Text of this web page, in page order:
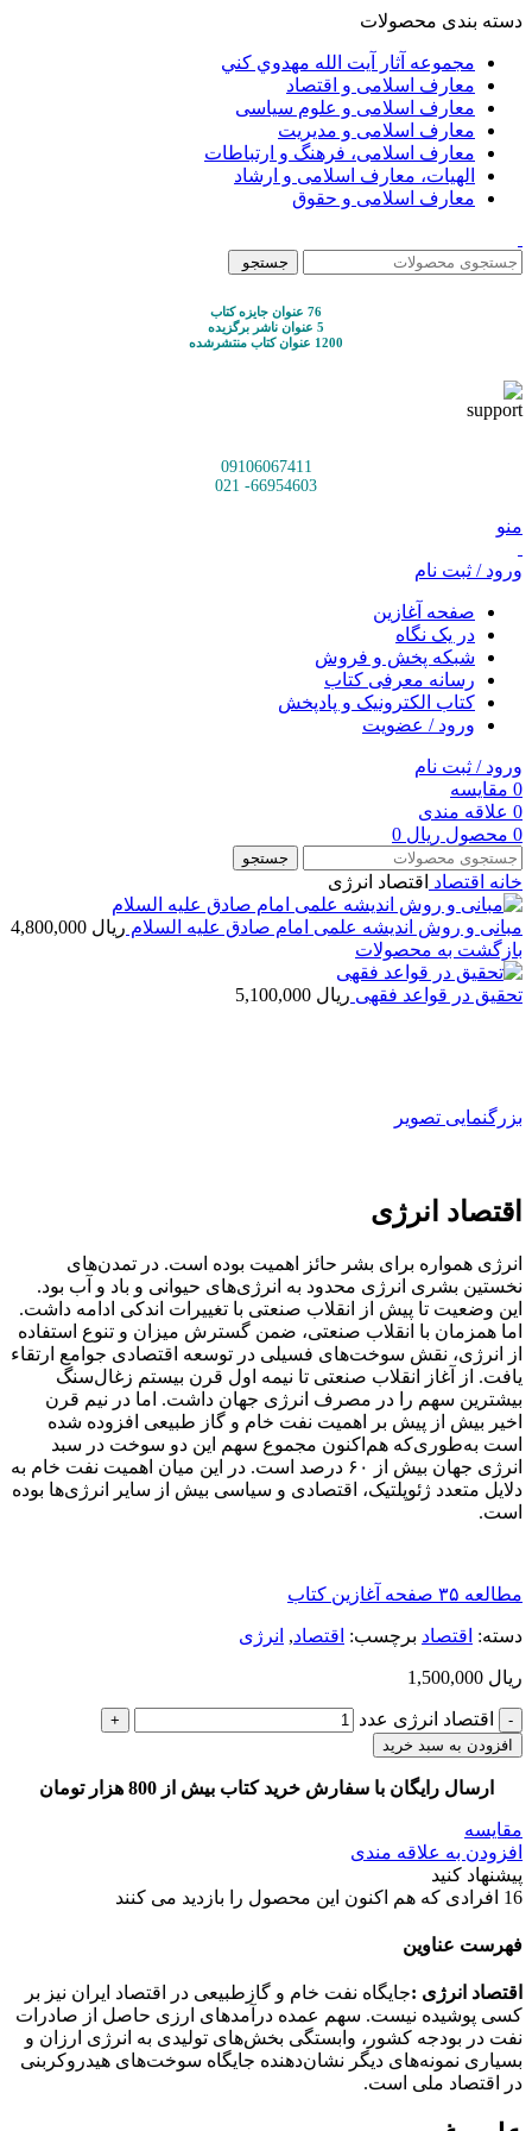
دسته بندی محصولات
مجموعه آثار آيت الله مهدوي كني
معارف اسلامی و اقتصاد
معارف اسلامی و علوم سیاسی
معارف اسلامی و مدیریت
معارف اسلامی، فرهنگ و ارتباطات
الهیات، معارف اسلامی و ارشاد
معارف اسلامی و حقوق
جستجو
76 عنوان جایزه کتاب
5 عنوان ناشر برگزیده
1200 عنوان کتاب منتشرشده
09106067411
66954603- 021
منو
ورود / ثبت نام
صفحه آغازین
در یک نگاه
شبکه پخش و فروش
رسانه معرفی کتاب
کتاب الکترونیک و پادپخش
ورود / عضویت
ورود / ثبت نام
0 مقایسه
0 علاقه مندی
0 محصول ریال
جستجو
خانه اقتصاد اقتصاد انرژی
مبانی و روش انديشه علمی امام صادق علیه السلام ریال
بازگشت به محصولات
تحقیق در قواعد فقهی ریال
بزرگنمایی تصویر
اقتصاد انرژی
انرژی همواره برای بشر حائز اهمیت بوده است. در تمدن‌های
نخستین بشری انرژی محدود به انرژی‌های حیوانی و باد و آب بود.
این وضعیت تا پیش از انقلاب صنعتی با تغییرات اندکی ادامه داشت.
اما همزمان با انقلاب صنعتی، ضمن گسترش میزان و تنوع استفاده
از انرژی، نقش سوخت‌های فسیلی در توسعه اقتصادی جوامع ارتقاء
یافت. از آغاز انقلاب صنعتی تا نیمه اول قرن بیستم زغال‌سنگ
بیشترین سهم را در مصرف انرژی جهان داشت. اما در نیم قرن
اخیر بیش از پیش بر اهمیت نفت خام و گاز طبیعی افزوده شده
است به‌طوری‌که هم‌اکنون مجموع سهم این دو سوخت در سبد
انرژی جهان بیش از ۶٠ درصد است. در این میان اهمیت نفت خام به
دلایل متعدد ژئوپلتیک، اقتصادی و سیاسی بیش از سایر انرژی‌ها بوده
است.
مطالعه ۳۵ صفحه آغازین کتاب
دسته: اقتصاد برچسب: اقتصاد, انرژی
ریال
اقتصاد انرژی عدد
افزودن به سبد خرید
ارسال رایگان با سفارش خرید کتاب بیش از 800 هزار تومان
مقایسه
افزودن به علاقه مندی
پیشنهاد کنید
16 افرادی که هم اکنون این محصول را بازدید می کنند
فهرست عناوین
اقتصاد انرژی :جایگاه نفت خام و گازطبیعی در اقتصاد ایران نیز بر
کسی پوشیده نیست. سهم عمده درآمدهای ارزی حاصل از صادرات
نفت در بودجه کشور، وابستگی بخش‌های تولیدی به انرژی ارزان و
بسیاری نمونه‌های دیگر نشان‌دهنده جایگاه سوخت‌های هیدروکربنی
در اقتصاد ملی است.